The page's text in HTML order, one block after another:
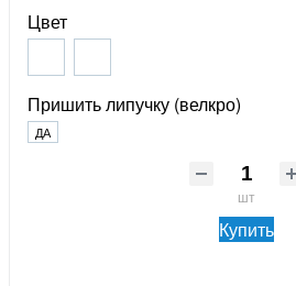
Цвет
Пришить липучку (велкро)
ДА
шт
Купить